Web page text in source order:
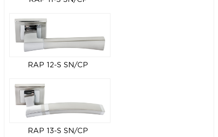
RAP 12-S SN/CP
RAP 13-S SN/CP